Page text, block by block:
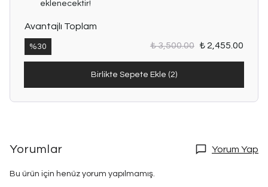
eklenecektir!
Avantajlı Toplam
%30 ₺ 3,500.00 ₺ 2,455.00
Birlikte Sepete Ekle (2)
Yorumlar Yorum Yap
Bu ürün için henüz yorum yapılmamış.